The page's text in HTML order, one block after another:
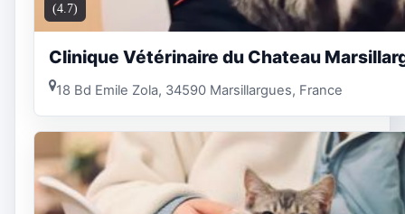
(4.7)
Clinique Vétérinaire du Chateau
18 Bd Emile Zola, 34590 Marsillargues, France